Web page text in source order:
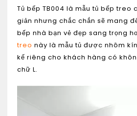
Tủ bếp TB004 là mẫu tủ bếp treo
giản nhưng chắc chắn sẽ mang
bếp nhà bạn vẻ đẹp sang trọng
treo này là mẫu tủ được nhôm
kế riêng cho khách hàng có
chữ L.